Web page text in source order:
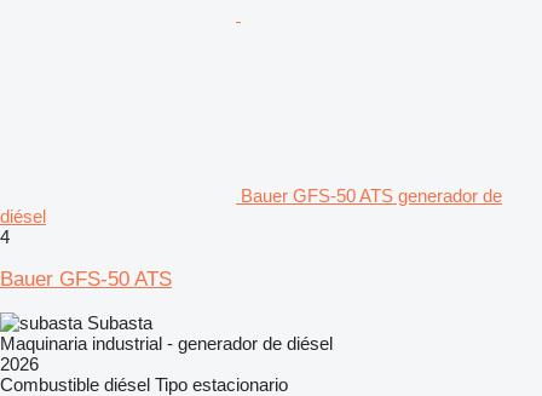
Bauer GFS-50 ATS generador de
diésel
4
Bauer GFS-50 ATS
Subasta
Maquinaria industrial - generador de diésel
2026
Combustible diésel Tipo estacionario